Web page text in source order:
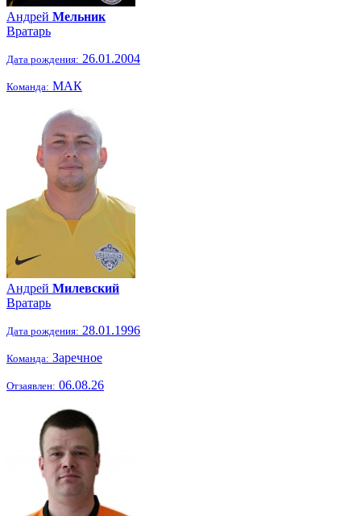
Андрей Мельник
Вратарь
Дата рождения: 26.01.2004
Команда: МАК
Андрей Милевский
Вратарь
Дата рождения: 28.01.1996
Команда: Заречное
Отзаявлен: 06.08.26